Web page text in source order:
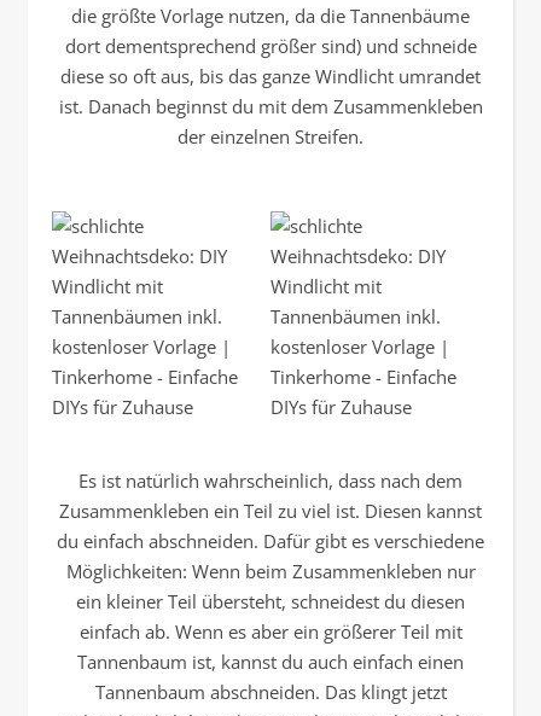
die größte Vorlage nutzen, da die Tannenbäume
dort dementsprechend größer sind) und schneide
diese so oft aus, bis das ganze Windlicht umrandet
ist. Danach beginnst du mit dem Zusammenkleben
der einzelnen Streifen.
Es ist natürlich wahrscheinlich, dass nach dem
Zusammenkleben ein Teil zu viel ist. Diesen kannst
du einfach abschneiden. Dafür gibt es verschiedene
Möglichkeiten: Wenn beim Zusammenkleben nur
ein kleiner Teil übersteht, schneidest du diesen
einfach ab. Wenn es aber ein größerer Teil mit
Tannenbaum ist, kannst du auch einfach einen
Tannenbaum abschneiden. Das klingt jetzt